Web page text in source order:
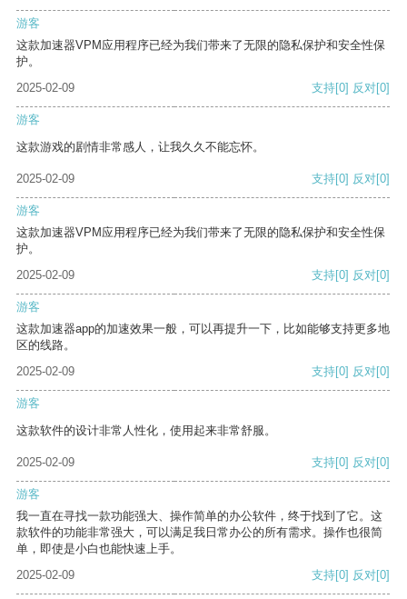
游客
这款加速器VPM应用程序已经为我们带来了无限的隐私保护和安全性保
护。
2025-02-09
支持[0] 反对[0]
游客
这款游戏的剧情非常感人，让我久久不能忘怀。
2025-02-09 支持[0] 反对[0]
游客
这款加速器VPM应用程序已经为我们带来了无限的隐私保护和安全性保
护。
2025-02-09
支持[0] 反对[0]
游客
这款加速器app的加速效果一般，可以再提升一下，比如能够支持更多地
区的线路。
2025-02-09
支持[0] 反对[0]
游客
这款软件的设计非常人性化，使用起来非常舒服。
2025-02-09 支持[0] 反对[0]
游客
我一直在寻找一款功能强大、操作简单的办公软件，终于找到了它。这
款软件的功能非常强大，可以满足我日常办公的所有需求。操作也很简
单，即使是小白也能快速上手。
2025-02-09
支持[0] 反对[0]